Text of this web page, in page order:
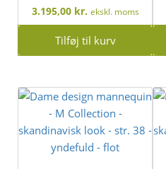
3.195,00 kr. ekskl. moms
Tilføj til kurv